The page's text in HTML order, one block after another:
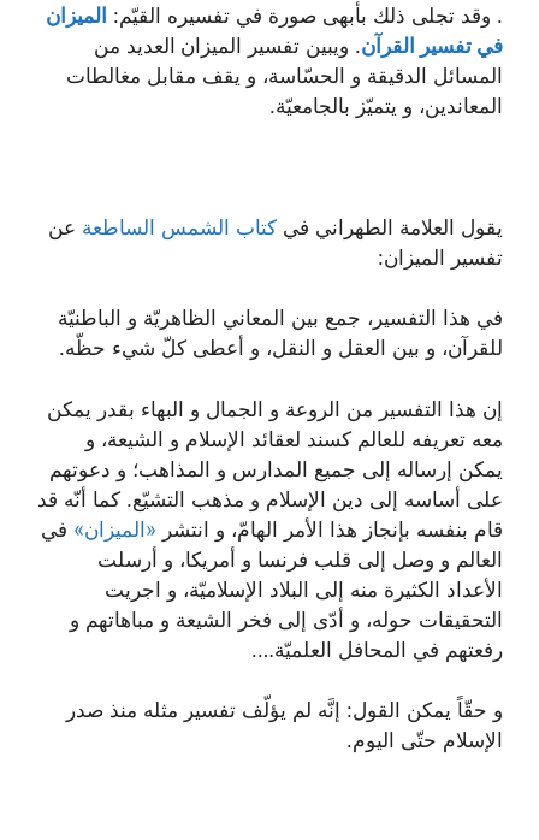
. وقد تجلى ذلك بأبهى صورة في تفسيره القيّم: الميزان
في تفسير القرآن. ويبين تفسير الميزان العديد من
المسائل الدقيقة و الحسّاسة، و يقف مقابل مغالطات
المعاندين، و يتميّز بالجامعيّة.
يقول العلامة الطهراني في كتاب الشمس الساطعة عن
تفسير الميزان:
في هذا التفسير، جمع بين المعاني الظاهريّة و الباطنيّة
للقرآن، و بين العقل و النقل، و أعطى كلّ شيء حظّه.
إن هذا التفسير من الروعة و الجمال و البهاء بقدر يمكن
معه تعريفه للعالم كسند لعقائد الإسلام و الشيعة، و
يمكن إرساله إلى جميع المدارس و المذاهب؛ و دعوتهم
على أساسه إلى دين الإسلام و مذهب التشيّع. كما أنّه قد
قام بنفسه بإنجاز هذا الأمر الهامّ، و انتشر «الميزان» في
العالم و وصل إلى قلب فرنسا و أمريكا، و أرسلت
الأعداد الكثيرة منه إلى البلاد الإسلاميّة، و اجريت
التحقيقات حوله، و أدّى إلى فخر الشيعة و مباهاتهم و
رفعتهم في المحافل العلميّة….
و حقّاً يمكن القول: إنَّه لم يؤلّف تفسير مثله منذ صدر
الإسلام حتّى اليوم.